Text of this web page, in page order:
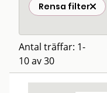
Rensa filter
Antal träffar: 1-
10 av 30